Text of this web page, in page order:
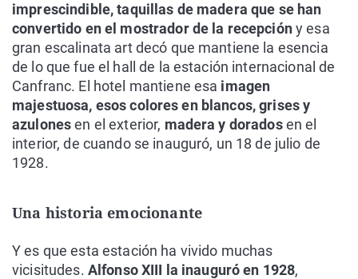
imprescindible, taquillas de madera que se han
convertido en el mostrador de la recepcióny esa
gran escalinata art decó que mantiene la esencia
de lo que fue el hall de la estación internacional de
Canfranc. El hotel mantiene esa imagen
majestuosa, esos colores en blancos, grises y
azulonesen el exterior, madera y doradosen el
interior, de cuando se inauguró, un 18 de julio de
1928.
Una historia emocionante
Y es que esta estación ha vivido muchas
vicisitudes. Alfonso XIII la inauguró en 1928,